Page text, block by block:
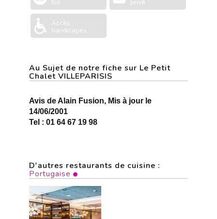
bio privé
Accès
handicapés
Au Sujet de notre fiche sur Le Petit
Chalet VILLEPARISIS
Avis de Alain Fusion, Mis à jour le
14/06/2001
Tel : 01 64 67 19 98
D'autres restaurants de cuisine :
Portugaise